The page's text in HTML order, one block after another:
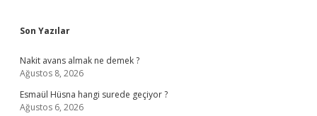
Sidebar
Son Yazılar
Nakit avans almak ne demek ?
Ağustos 8, 2026
Esmaül Hüsna hangi surede geçiyor ?
Ağustos 6, 2026